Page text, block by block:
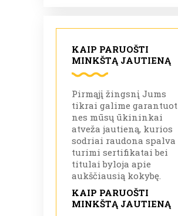
KAIP PARUOŠTI
MINKŠTĄ JAUTIENĄ
Pirmąjį žingsnį Jums
tikrai galime
nes mūsų ūkininkai
atveža jautieną, kurios
sodriai raudona
turimi sertifikatai bei
titulai byloja apie
aukščiausią kokybę.
KAIP PARUOŠTI
MINKŠTĄ JAUTIENĄ